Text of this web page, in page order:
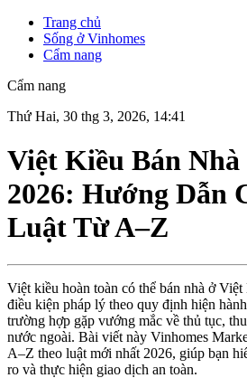
Trang chủ
Sống ở Vinhomes
Cẩm nang
Cẩm nang
Thứ Hai, 30 thg 3, 2026, 14:41
Việt Kiều Bán
2026: Hướng Dẫn
Luật Từ A–Z
Việt kiều hoàn toàn có thể bán nhà ở
điều kiện pháp lý theo quy định hiện
trường hợp gặp vướng mắc về thủ tục,
nước ngoài. Bài viết này Vinhomes
A–Z theo luật mới nhất 2026, giúp bạn
ro và thực hiện giao dịch an toàn.